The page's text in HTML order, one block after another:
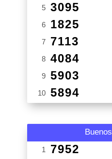
5 3095
6 1825
7 7113
8 4084
9 5903
10 5894
1 7952